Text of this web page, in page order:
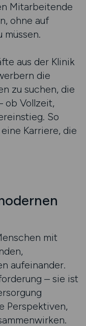
Mitarbeitende
ohne auf
aus der Klinik
die
zu suchen, die
ob Vollzeit,
So
Karriere, die
mit
aufeinander.
– sie ist
Perspektiven,